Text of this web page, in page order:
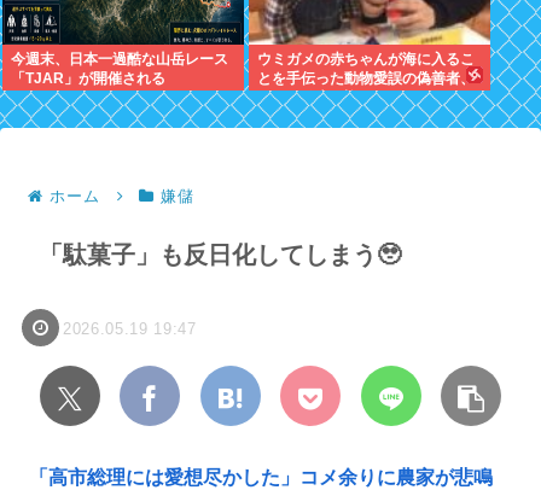
今週末、日本一過酷な山岳レース
「TJAR」が開催される
ウミガメの赤ちゃんが海に入るこ
とを手伝った動物愛誤の偽善者、
最悪の結末を迎える
ホーム 嫌儲
「駄菓子」も反日化してしまう🥹
2026.05.19 19:47
「高市総理には愛想尽かした」コメ余りに農家が悲鳴